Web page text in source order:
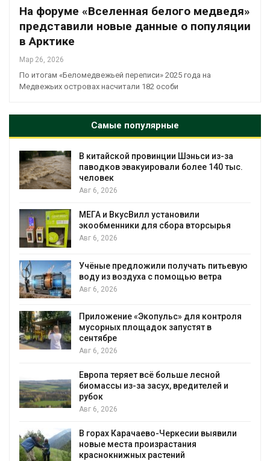
На форуме «Вселенная белого медведя»
представили новые данные о популяции
в Арктике
Мар 26, 2026
По итогам «Беломедвежьей переписи» 2025 года на
Медвежьих островах насчитали 182 особи
Самые популярные
из-за
140 тыс.
питьевую
и
Учёные научили салат
«животный» белок для
Засуха в Индонезии увеличила
производство соли почти в 20 раз
В пяти странах Амазонии
более 800 человек в ходе
Новый порядок расчёта
на промышленные выбросы
В Ирбите начнут расчистку Ницы
рекордного дождевого паводка
В Домодедове ликвидируют
последствия разлива химикатов
пожара на складе